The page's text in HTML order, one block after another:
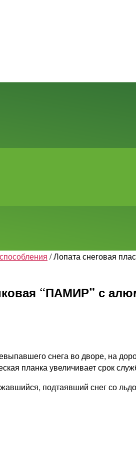
/ Лопата снеговая
“ПАМИР” с
снега во дворе, на
планка увеличивает срок
подтаявший снег со